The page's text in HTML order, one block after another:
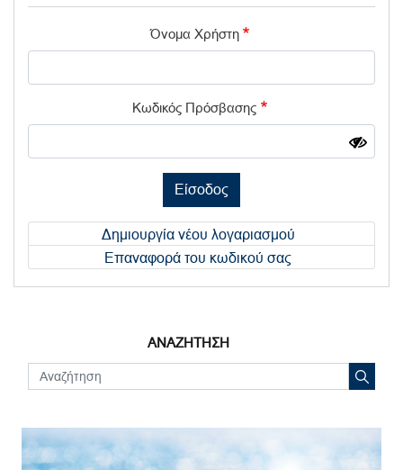
Όνομα Χρήστη
Κωδικός Πρόσβασης
Είσοδος
Δημιουργία νέου λογαριασμού
Επαναφορά του κωδικού σας
ΑΝΑΖΗΤΗΣΗ